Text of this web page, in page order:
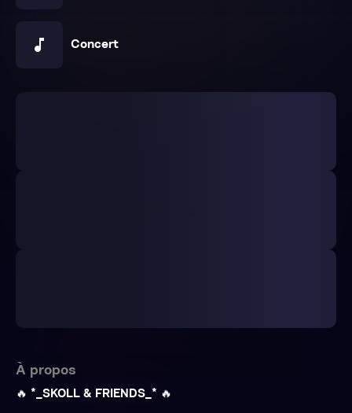
music_note Concert
À propos
🔥 *_SKOLL & FRIENDS_* 🔥